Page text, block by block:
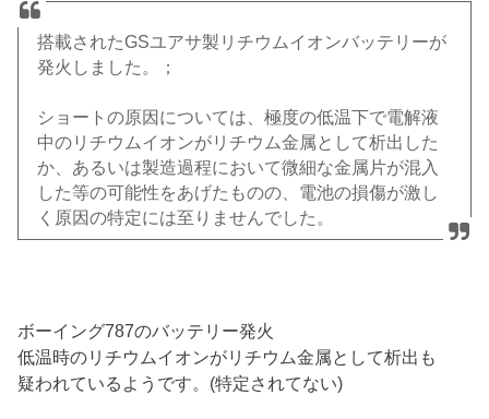
搭載されたGSユアサ製リチウムイオンバッテリーが
発火しました。；
ショートの原因については、極度の低温下で電解液
中のリチウムイオンがリチウム金属として析出した
か、あるいは製造過程において微細な金属片が混入
した等の可能性をあげたものの、電池の損傷が激し
く原因の特定には至りませんでした。
ボーイング787のバッテリー発火
低温時のリチウムイオンがリチウム金属として析出も
疑われているようです。(特定されてない)